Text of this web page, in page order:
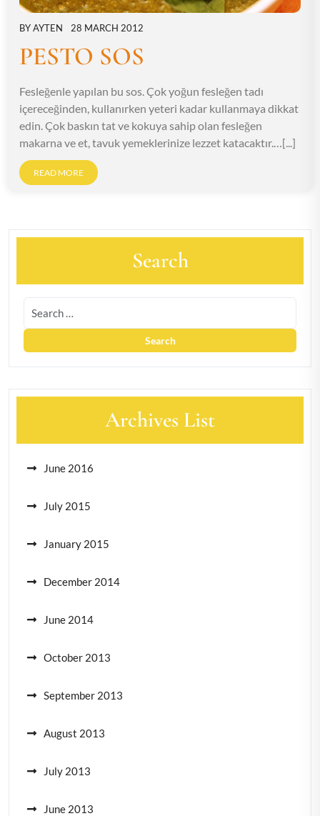
BYAYTEN 28 MARCH 2012
PESTO SOS
Fesleğenle yapılan bu sos. Çok yoğun fesleğen tadı
içereceğinden, kullanırken yeteri kadar kullanmaya dikkat
edin. Çok baskın tat ve kokuya sahip olan fesleğen
makarna ve et, tavuk yemeklerinize lezzet katacaktır.…[...]
READ MORE
Search
Archives List
June 2016
July 2015
January 2015
December 2014
June 2014
October 2013
September 2013
August 2013
July 2013
June 2013